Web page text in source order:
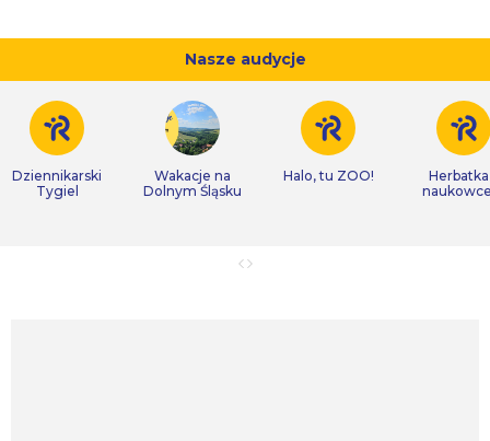
Nasze audycje
Dziennikarski
Tygiel
Wakacje na
Dolnym Śląsku
Halo, tu ZOO!